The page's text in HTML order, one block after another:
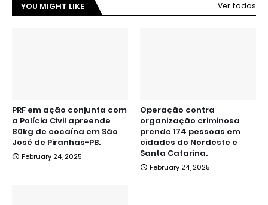
YOU MIGHT LIKE Ver todos
PRF em ação conjunta com
a Polícia Civil apreende
80kg de cocaína em São
José de Piranhas-PB.
February 24, 2025
Operação contra
organização criminosa
prende 174 pessoas em
cidades do Nordeste e
Santa Catarina.
February 24, 2025